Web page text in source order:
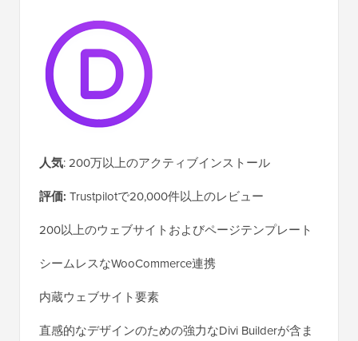
人気: 200万以上のアクティブインストール
評価: Trustpilotで20,000件以上のレビュー
200以上のウェブサイトおよびページテンプレート
シームレスなWooCommerce連携
内蔵ウェブサイト要素
直感的なデザインのための強力なDivi Builderが含ま